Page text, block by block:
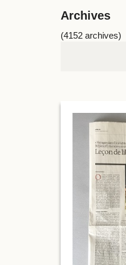
Archives
(4152 archives)